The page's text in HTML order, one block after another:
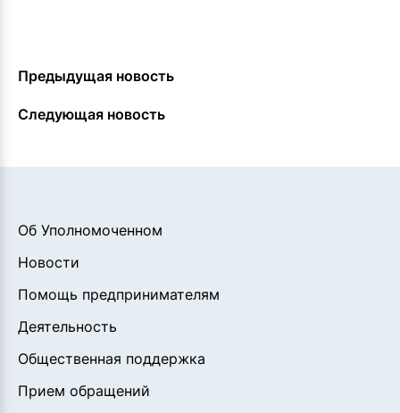
Предыдущая новость
Следующая новость
Об Уполномоченном
Новости
Помощь предпринимателям
Деятельность
Общественная поддержка
Прием обращений